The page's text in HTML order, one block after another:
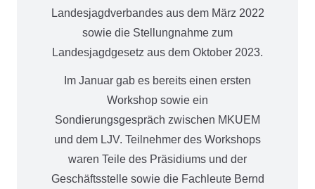
Landesjagdverbandes aus dem März 2022
sowie die Stellungnahme zum
Landesjagdgesetz aus dem Oktober 2023.
Im Januar gab es bereits einen ersten
Workshop sowie ein
Sondierungsgespräch zwischen MKUEM
und dem LJV. Teilnehmer des Workshops
waren Teile des Präsidiums und der
Geschäftsstelle sowie die Fachleute Bernd